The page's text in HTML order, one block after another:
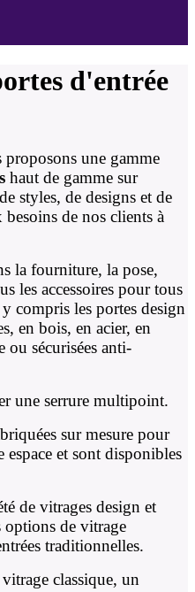
d'entrée
proposons une gamme
haut de gamme sur
styles, de designs et de
de nos clients à
la fourniture, la pose,
les accessoires pour tous
compris les portes design
en bois, en acier, en
sécurisées anti-
une serrure multipoint.
sur mesure pour
espace et sont disponibles
de vitrages design et
options de vitrage
traditionnelles.
classique, un